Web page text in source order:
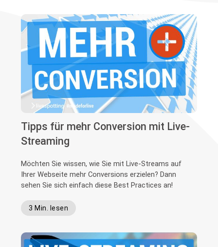
Tipps für mehr Conversion mit Live-
Streaming
Möchten Sie wissen, wie Sie mit Live-Streams auf
Ihrer Webseite mehr Conversions erzielen? Dann
sehen Sie sich einfach diese Best Practices an!
3 Min. lesen